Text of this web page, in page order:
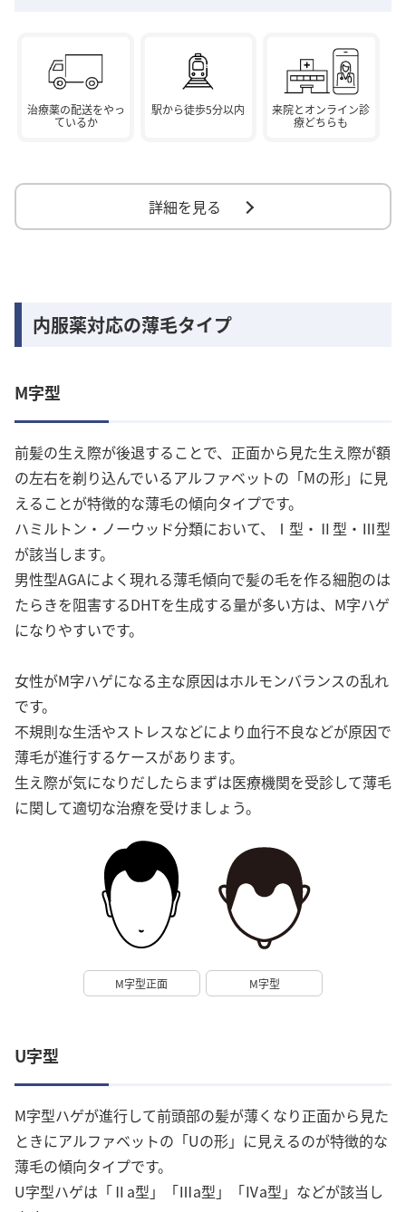
治療薬の配送をやっ
ているか
駅から徒歩5分以内
来院とオンライン診
療どちらも
詳細を見る
内服薬対応の薄毛タイプ
M字型
前髪の生え際が後退することで、正面から見た生え際が額
の左右を剃り込んでいるアルファベットの「Mの形」に見
えることが特徴的な薄毛の傾向タイプです。
ハミルトン・ノーウッド分類において、Ⅰ型・Ⅱ型・Ⅲ型
が該当します。
男性型AGAによく現れる薄毛傾向で髪の毛を作る細胞のは
たらきを阻害するDHTを生成する量が多い方は、M字ハゲ
になりやすいです。
女性がM字ハゲになる主な原因はホルモンバランスの乱れ
です。
不規則な生活やストレスなどにより血行不良などが原因で
薄毛が進行するケースがあります。
生え際が気になりだしたらまずは医療機関を受診して薄毛
に関して適切な治療を受けましょう。
M字型正面 M字型
U字型
M字型ハゲが進行して前頭部の髪が薄くなり正面から見た
ときにアルファベットの「Uの形」に見えるのが特徴的な
薄毛の傾向タイプです。
U字型ハゲは「Ⅱa型」「Ⅲa型」「Ⅳa型」などが該当し